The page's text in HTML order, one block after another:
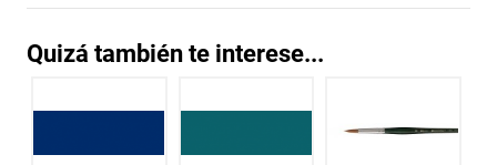
Quizá también te interese...